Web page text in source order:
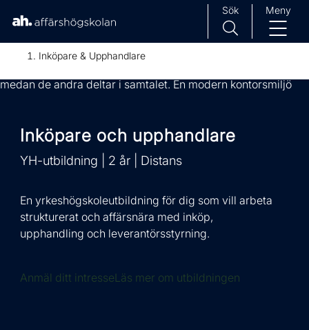
p
Huvudnavigation
Sök Meny
Inköpare & Upphandlare
Inköpare och upphandlare
YH-utbildning | 2 år | Distans
En yrkeshögskoleutbildning för dig som vill arbeta
strukturerat och affärsnära med inköp,
upphandling och leverantörsstyrning.
Anmäl ditt intresseLäs mer om utbildningen